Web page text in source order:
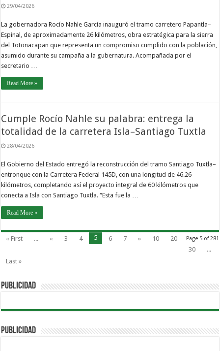
29/04/2026
La gobernadora Rocío Nahle García inauguró el tramo carretero Papantla–
Espinal, de aproximadamente 26 kilómetros, obra estratégica para la sierra
del Totonacapan que representa un compromiso cumplido con la población,
asumido durante su campaña a la gubernatura. Acompañada por el
secretario …
Read More »
Cumple Rocío Nahle su palabra: entrega la
totalidad de la carretera Isla–Santiago Tuxtla
28/04/2026
El Gobierno del Estado entregó la reconstrucción del tramo Santiago Tuxtla–
entronque con la Carretera Federal 145D, con una longitud de 46.26
kilómetros, completando así el proyecto integral de 60 kilómetros que
conecta a Isla con Santiago Tuxtla. “Esta fue la …
Read More »
Page 5 of 281
« First ... « 3 4 5 6 7 » 10
20
30
...
Last »
PUBLICIDAD
PUBLICIDAD